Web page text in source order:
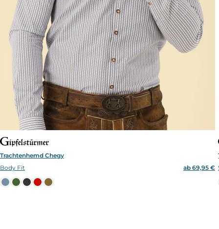
Trachtenhemd Chegy
Body Fit
ab 69,95 €